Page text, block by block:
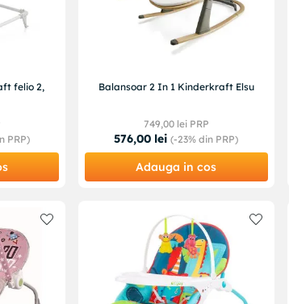
felio 2,
PRP)
Balansoar 2 In 1 Kinderkraft Elsu
749,00lei PRP
576,00 lei (-23% din PRP)
Adauga in cos